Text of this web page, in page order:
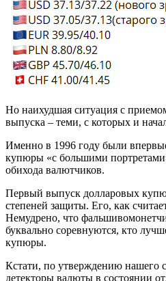
Но наихудшая ситуация с
выпуска – теми, с которых и
Именно в 1996 году были
купюры «с большими
обихода валютчиков.
Первый выпуск долларовых
степеней защиты. Его, как
Немудрено, что
буквально соревнуются, кто
купюры.
Кстати, по утверждению нашего
детекторы валюты в состоянии